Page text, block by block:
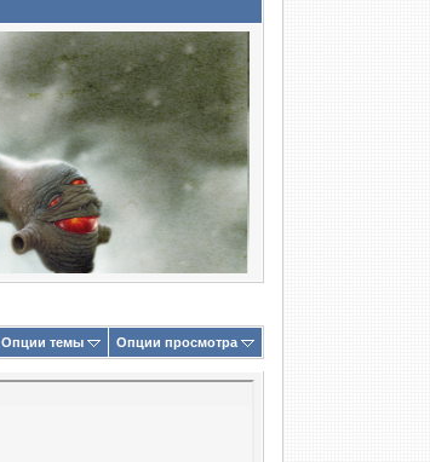
Опции темы Опции просмотра